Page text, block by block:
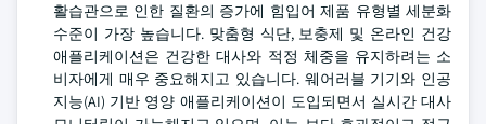
활습관으로 인한 질환의 증가에 힘입어 제품 유형별 세분화
수준이 가장 높습니다. 맞춤형 식단, 보충제 및 온라인 건강
애플리케이션은 건강한 대사와 적정 체중을 유지하려는 소
비자에게 매우 중요해지고 있습니다. 웨어러블 기기와 인공
지능(AI) 기반 영양 애플리케이션이 도입되면서 실시간 대사